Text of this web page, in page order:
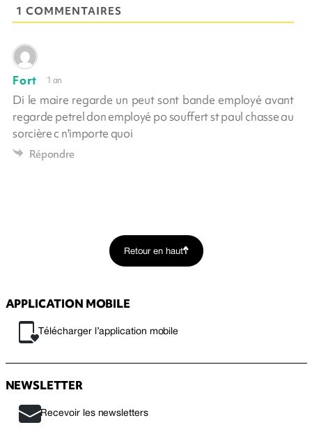
1 COMMENTAIRES
Fort 1 an
Di le maire regarde un peut sont bande employé avant
regarde petrel don employé po souffert st paul chasse au
sorcière c n'importe quoi
Répondre
Retour en haut
APPLICATION MOBILE
Télécharger l’application mobile
NEWSLETTER
Recevoir les newsletters